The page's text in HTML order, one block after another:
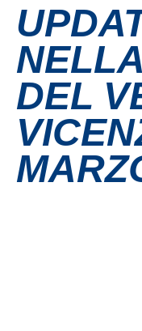
Eventi
Archivio
Contatti
Grandi eventi
Ospedale Virtuale
DEL